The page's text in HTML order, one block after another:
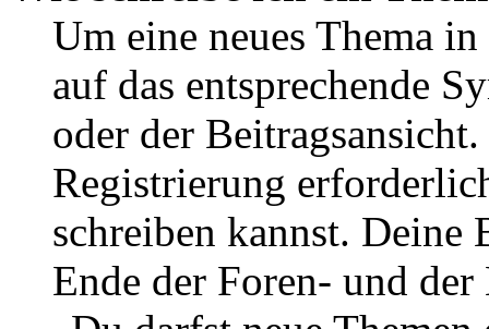
Um eine neues Thema
auf das entsprechende
oder der
Registrierung
schreiben kannst. Deine
Ende der Foren- und